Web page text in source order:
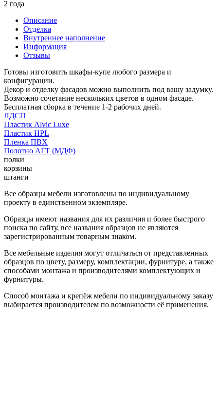
2 года
Описание
Отделка
Внутреннее наполнение
Информация
Отзывы
Готовы изготовить шкафы-купе любого размера и
конфигурации.
Декор и отделку фасадов можно выполнить под вашу задумку.
Возможно сочетание нескольких цветов в одном фасаде.
Бесплатная сборка в течение 1-2 рабочих дней.
ЛДСП
Пластик Alvic Luxe
Пластик HPL
Пленка ПВХ
Полотно АГТ (МДФ)
полки
корзины
штанги
Все образцы мебели изготовлены по индивидуальному
проекту в единственном экземпляре.
Образцы имеют названия для их различия и более быстрого
поиска по сайту, все названия образцов не являются
зарегистрированным товарным знаком.
Все мебельные изделия могут отличаться от представленных
образцов по цвету, размеру, комплектации, фурнитуре, а также
способами монтажа и производителями комплектующих и
фурнитуры.
Способ монтажа и крепёж мебели по индивидуальному заказу
выбирается производителем по возможности её применения.